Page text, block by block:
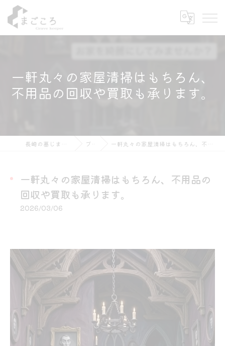
一軒丸々の家屋清掃はもちろん、
不用品の回収や買取も承ります。
長崎の墓じまいならまごころ ブログ 一軒丸々の家屋清掃はもちろん、不用品の回収や買取も承ります。
一軒丸々の家屋清掃はもちろん、不用品の
回収や買取も承ります。
2026/03/06